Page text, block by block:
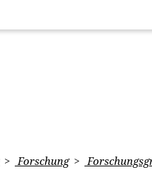
Forschung